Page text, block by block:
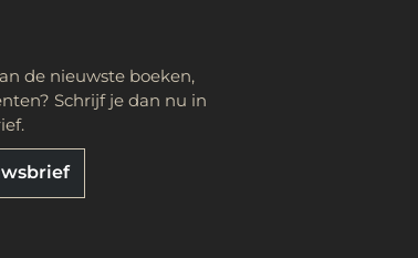
de nieuwste boeken,
Schrijf je dan nu in